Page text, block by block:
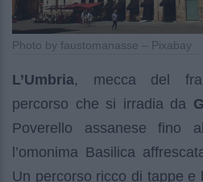
Photo by faustomanasse – Pixabay
L’Umbria, mecca del
percorso che si irradia da
Poverello assanese fino
l’omonima Basilica
Un percorso ricco di tappe e